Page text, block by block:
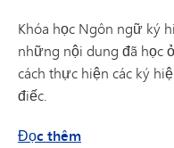
Khóa học Ngôn ngữ ký
những nội dung đã học
cách thực hiện các ký
điếc.
Đọc thêmvề Ngôn ngữ